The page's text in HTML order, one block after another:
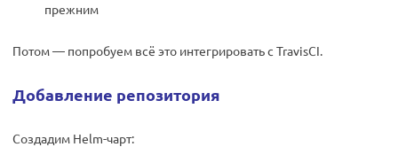
прежним
Потом — попробуем всё это интегрировать с TravisCI.
Добавление репозитория
Создадим Helm-чарт: